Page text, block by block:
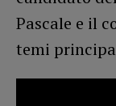
Pascale e il
temi